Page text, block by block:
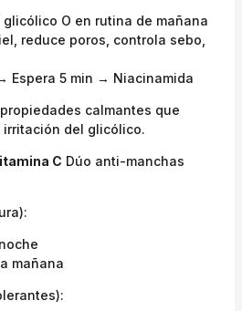
O en rutina de mañana
reduce poros, controla sebo,
Espera 5 min → Niacinamida
calmantes que
del glicólico.
C Dúo anti-manchas
mañana